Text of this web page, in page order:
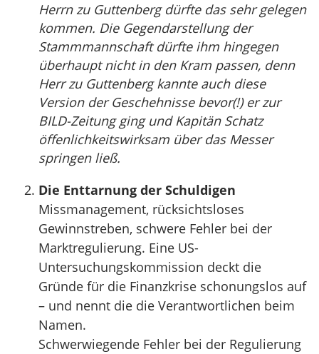
Herrn zu Guttenberg dürfte das sehr gelegen
kommen. Die Gegendarstellung der
Stammmannschaft dürfte ihm hingegen
überhaupt nicht in den Kram passen, denn
Herr zu Guttenberg kannte auch diese
Version der Geschehnisse bevor(!) er zur
BILD-Zeitung ging und Kapitän Schatz
öffenlichkeitswirksam über das Messer
springen ließ.
Die Enttarnung der Schuldigen
Missmanagement, rücksichtsloses
Gewinnstreben, schwere Fehler bei der
Marktregulierung. Eine US-
Untersuchungskommission deckt die
Gründe für die Finanzkrise schonungslos auf
– und nennt die die Verantwortlichen beim
Namen.
Schwerwiegende Fehler bei der Regulierung